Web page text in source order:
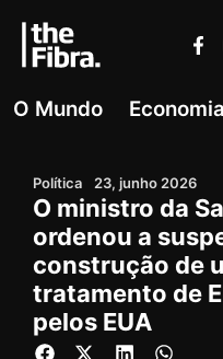
O Mundo
Política 23, junho 2026
O ministro da
ordenou a
construção de
tratamento de
pelos EUA